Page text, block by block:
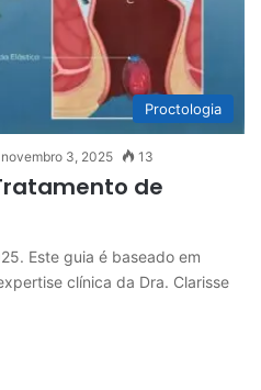
Proctologia
novembro 3, 2025 13
de
Este guia é baseado em
clínica da Dra. Clarisse